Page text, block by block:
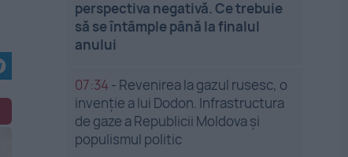
perspectiva negativă. Ce trebuie
să se întâmple până la finalul
anului
07:34 - Revenirea la gazul rusesc, o
invenție a lui Dodon. Infrastructura
de gaze a Republicii Moldova și
populismul politic